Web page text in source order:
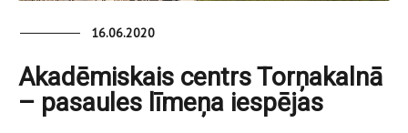
16.06.2020
Akadēmiskais centrs Torņakalnā
– pasaules līmeņa iespējas